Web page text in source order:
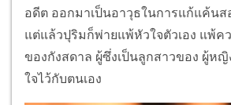
อดีต ออกมาเป็นอาวุธในการแก้แค้น
แต่แล้วปุริมก็พ่ายแพ้หัวใจตัวเอง แพ้ค
ของกังสดาล ผู้ซึ่งเป็นลูกสาวของ ผู้หญิ
ใจไว้กับตนเอง